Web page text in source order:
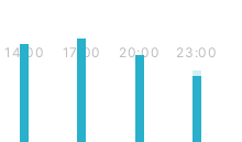
14:00 17:00 20:00 23:00